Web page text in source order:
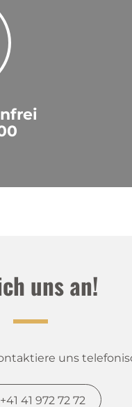
uns an!
uns
+41 41 972 72 72